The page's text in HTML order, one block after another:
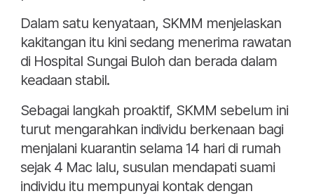
Dalam satu kenyataan, SKMM menjelaskan
kakitangan itu kini sedang menerima rawatan
di Hospital Sungai Buloh dan berada dalam
keadaan stabil.
Sebagai langkah proaktif, SKMM sebelum ini
turut mengarahkan individu berkenaan bagi
menjalani kuarantin selama 14 hari di rumah
sejak 4 Mac lalu, susulan mendapati suami
individu itu mempunyai kontak dengan